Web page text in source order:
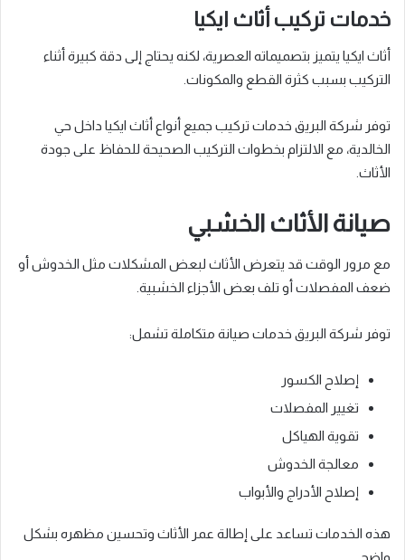
خدمات تركيب أثاث ايكيا
أثاث ايكيا يتميز بتصميماته العصرية، لكنه يحتاج إلى دقة كبيرة أثناء
التركيب بسبب كثرة القطع والمكونات.
توفر شركة البريق خدمات تركيب جميع أنواع أثاث ايكيا داخل حي
الخالدية، مع الالتزام بخطوات التركيب الصحيحة للحفاظ على جودة
الأثاث.
صيانة الأثاث الخشبي
مع مرور الوقت قد يتعرض الأثاث لبعض المشكلات مثل الخدوش أو
ضعف المفصلات أو تلف بعض الأجزاء الخشبية.
توفر شركة البريق خدمات صيانة متكاملة تشمل:
إصلاح الكسور
تغيير المفصلات
تقوية الهياكل
معالجة الخدوش
إصلاح الأدراج والأبواب
هذه الخدمات تساعد على إطالة عمر الأثاث وتحسين مظهره بشكل